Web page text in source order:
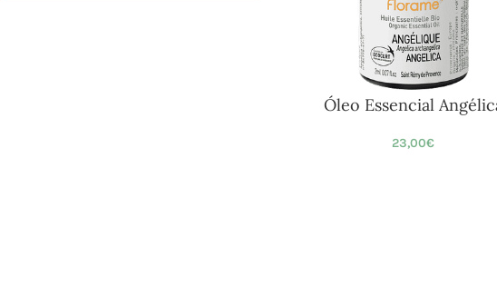
Óleo Essencial
23,00€